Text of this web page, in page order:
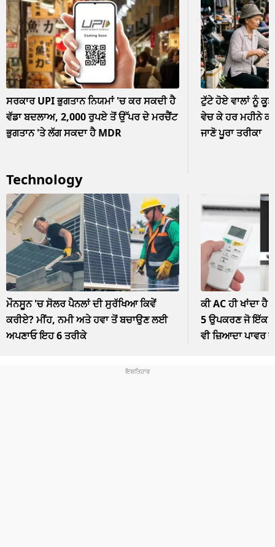
ਸਰਕਾਰ UPI ਭੁਗਤਾਨ ਨਿਯਮਾਂ 'ਚ ਕਰ ਸਕਦੀ ਹੈ
ਵੱਡਾ ਬਦਲਾਅ, 2,000 ਰੁਪਏ ਤੋਂ ਉੱਪਰ ਦੇ ਮਰਚੈਂਟ
ਭੁਗਤਾਨ 'ਤੇ ਲੱਗ ਸਕਦਾ ਹੈ MDR
ਟੁੱਟੇ ਹੋਏ ਵਾਲਾਂ ਨੂੰ
ਵੇਚ ਕੇ ਹਰ ਮਹੀਨੇ
ਜਾਣੋ ਪੂਰਾ ਤਰੀਕਾ
Technology
ਮੌਨਸੂਨ 'ਚ ਸੋਲਰ ਪੈਨਲਾਂ ਦੀ ਸੁਰੱਖਿਆ ਕਿਵੇਂ
ਕਰੀਏ? ਮੀਂਹ, ਨਮੀ ਅਤੇ ਹਵਾ ਤੋਂ ਬਚਾਉਣ ਲਈ
ਅਪਣਾਓ ਇਹ 6 ਤਰੀਕੇ
ਕੀ AC ਹੀ ਖਾਂਦਾ
5 ਉਪਕਰਣ ਜੋ ਇੱਕ
ਵੀ ਜ਼ਿਆਦਾ ਪਾਵਰ